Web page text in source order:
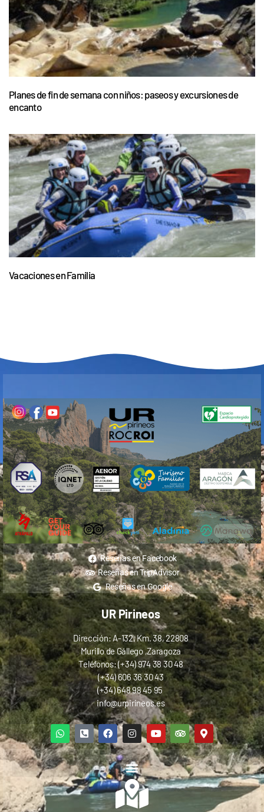
Planes de fin de semana con niños: paseos y excursiones de
encanto
Vacaciones en Familia
Reseñas en Facebook
Reseñas en TripAdvisor
Reseñas en Google
UR Pirineos
Dirección: A-132, Km. 38, 22808
Murillo de Gállego ,Zaragoza
Teléfonos: (+34) 974 38 30 48
(+34) 606 36 30 43
(+34) 648 98 45 95
info@urpirineos.es